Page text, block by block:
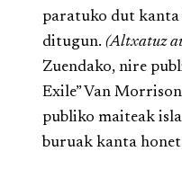
paratuko dut kanta
ditugun.(Altxatuz
Zuendako, nire
Exile” Van
publiko maiteak
buruak kanta